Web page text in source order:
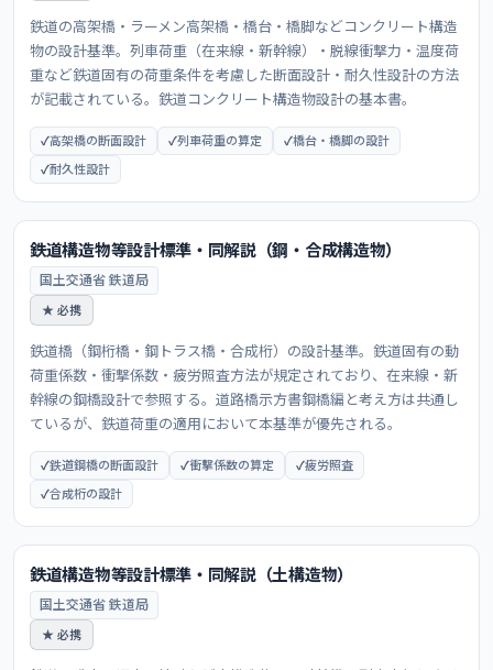
鉄道の高架橋・ラーメン高架橋・橋台・橋脚などコンクリート構造
物の設計基準。列車荷重（在来線・新幹線）・脱線衝撃力・温度荷
重など鉄道固有の荷重条件を考慮した断面設計・耐久性設計の方法
が記載されている。鉄道コンクリート構造物設計の基本書。
高架橋の断面設計 列車荷重の算定
橋台・橋脚の設計
耐久性設計
鉄道構造物等設計標準・同解説（鋼・合成構造物）
国土交通省 鉄道局
★ 必携
鉄道橋（鋼桁橋・鋼トラス橋・合成桁）の設計基準。鉄道固有の動
荷重係数・衝撃係数・疲労照査方法が規定されており、在来線・新
幹線の鋼橋設計で参照する。道路橋示方書鋼橋編と考え方は共通し
ているが、鉄道荷重の適用において本基準が優先される。
鉄道鋼橋の断面設計 衝撃係数の算定
疲労照査
合成桁の設計
鉄道構造物等設計標準・同解説（土構造物）
国土交通省 鉄道局
★ 必携